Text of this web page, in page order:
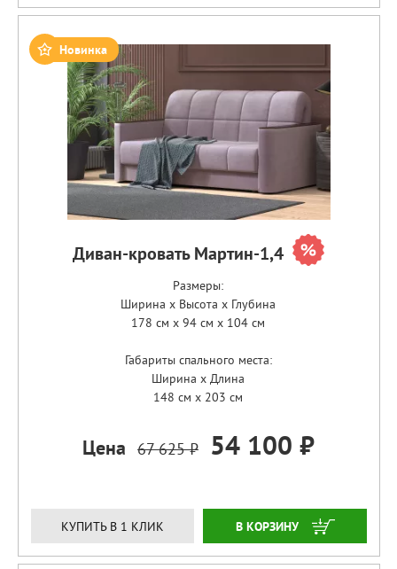
Новинка
Диван-кровать Мартин-1,4
Размеры:
Ширина x Высота x Глубина
178 см x 94 см x 104 см
Габариты спального места:
Ширина x Длина
148 см x 203 см
Цена 67 625 ₽ 54 100 ₽
КУПИТЬ В 1 КЛИК ЗАКАЗАТЬ